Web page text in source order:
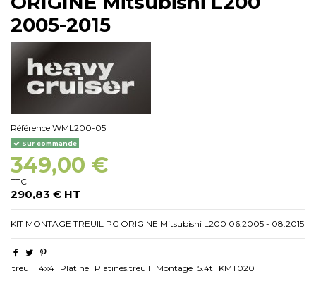
2005-2015
Référence WML200-05
Sur commande
349,00 €
TTC
290,83 € HT
KIT MONTAGE TREUIL PC ORIGINE Mitsubishi L200 06.2005 - 08.2015
treuil 4x4 Platine Platines.treuil Montage 5.4t KMT020